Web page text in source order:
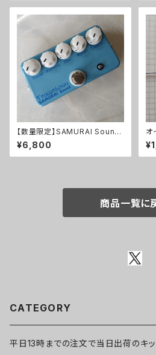
【数量限定】SAMURAI Sound
Tremoloneキット
¥6,800
オ
商品一覧に
CATEGORY
平日13時までの注文で当日出荷のキッ